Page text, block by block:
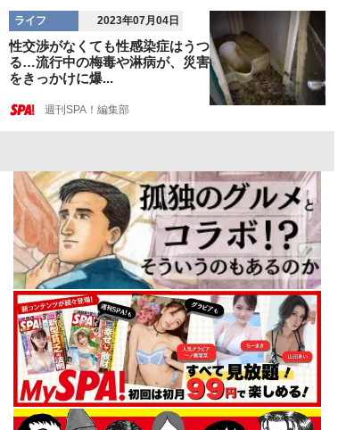
ライフ 2023年07月04日
性交渉がなくても性感染症はうつ
る…流行中の梅毒や淋病が、災害
をきっかけに爆...
週刊SPA！編集部